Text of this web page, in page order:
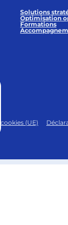
Solutions
Optimisation
Formations
(UE)